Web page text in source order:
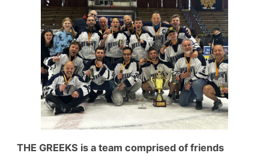
THE GREEKS is a team comprised of friends